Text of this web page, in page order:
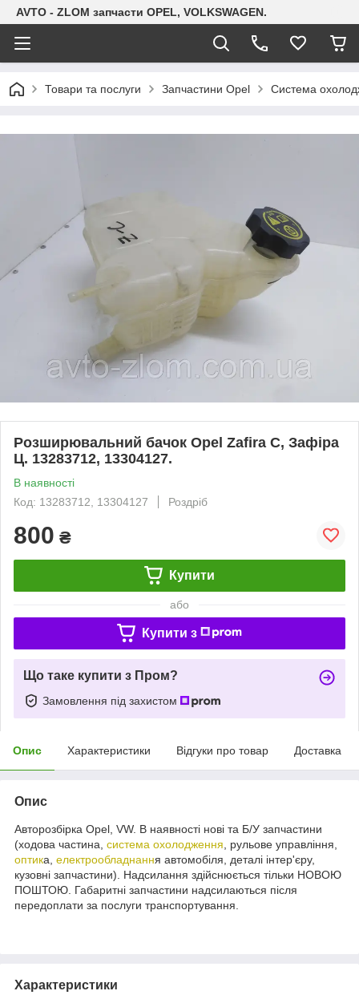
AVTO - ZLOM запчасти OPEL, VOLKSWAGEN.
Товари та послуги Запчастини Opel Система
Розширювальний бачок Opel Zafira C, Зафіра
Ц. 13283712, 13304127.
В наявності
Код: 13283712, 13304127
Роздріб
800 ₴
Купити
або
Купити з
Що таке купити з Пром?
Замовлення під захистом
Опис Характеристики Відгуки про товар Доставка
Опис
Авторозбірка Opel, VW. В наявності нові та Б/У запчастини
(ходова частина, система охолодження , рульове управління,
оптика, електрообладнання автомобіля, деталі інтер'єру,
кузовні запчастини). Надсилання здійснюється тільки НОВОЮ
ПОШТОЮ. Габаритні запчастини надсилаються після
передоплати за послуги транспортування.
Характеристики